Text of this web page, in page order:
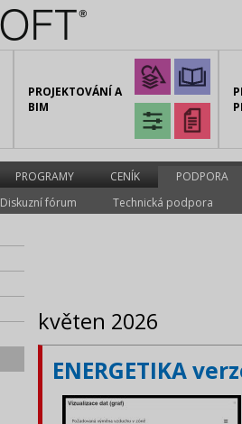
PROJEKTOVÁNÍ A
BIM
PROGRAMY CENÍK
PODPORA
Diskuzní fórum Technická podpora
květen 2026
ENERGETIKA